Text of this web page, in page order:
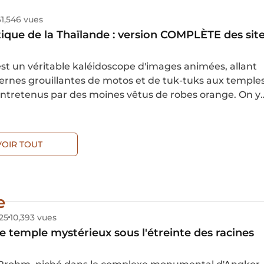
enrichissante empreinte de sérénité.
vues
de la Thaïlande : version COMPLÈTE des
un véritable kaléidoscope d'images animées, allant
grouillantes de motos et de tuk-tuks aux
par des moines vêtus de robes orange. On y
et des côtes magnifiques bordées de plages et de
TOUT
10,393 vues
temple mystérieux sous l'étreinte des racines